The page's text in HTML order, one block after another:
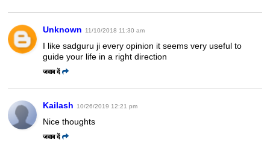
Unknown 11/10/2018 11:30 am
I like sadguru ji every opinion it seems very useful to
guide your life in a right direction
जवाब दें
Kailash 10/26/2019 12:21 pm
Nice thoughts
जवाब दें